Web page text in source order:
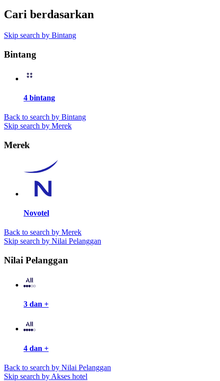
Cari berdasarkan
Skip search by Bintang
Bintang
4 bintang
Back to search by Bintang
Skip search by Merek
Merek
Novotel
Back to search by Merek
Skip search by Nilai Pelanggan
Nilai Pelanggan
3 dan +
4 dan +
Back to search by Nilai Pelanggan
Skip search by Akses hotel